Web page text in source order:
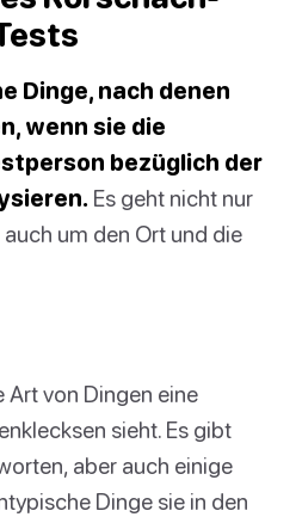
Dinge, nach denen
wenn sie die
bezüglich der
Es geht nicht nur
um den Ort und die
von Dingen eine
sieht. Es gibt
aber auch einige
Dinge sie in den